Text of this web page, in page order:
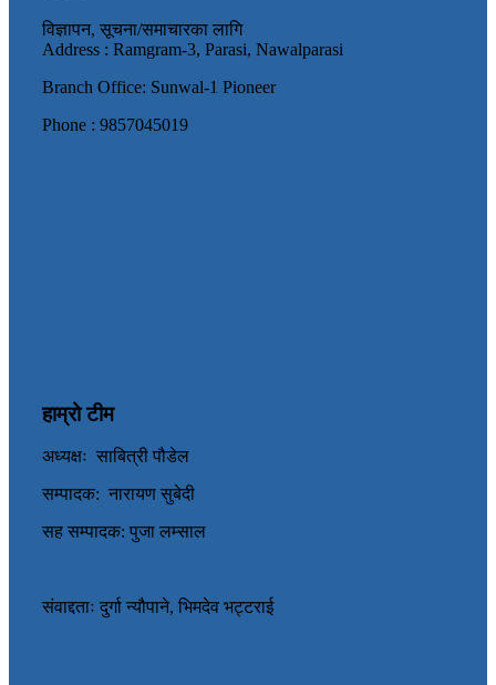
विज्ञापन, सूचना/समाचारका लागि
Address : Ramgram-3, Parasi, Nawalparasi
Branch Office: Sunwal-1 Pioneer
Phone : 9857045019
हाम्रो टीम
अध्यक्षः साबित्री पौडेल
सम्पादक: नारायण सुबेदी
सह सम्पादक: पुजा लम्साल
संवाद्दताः दुर्गा न्यौपाने, भिमदेव भट्टराई